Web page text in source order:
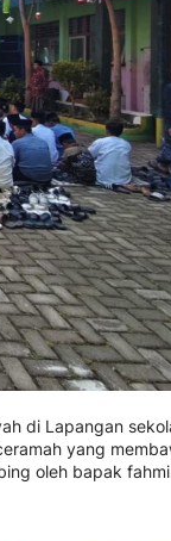
di Lapangan
yang
oleh bapak